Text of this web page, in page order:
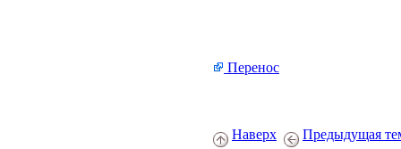
Перенос
Наверх Предыдущая